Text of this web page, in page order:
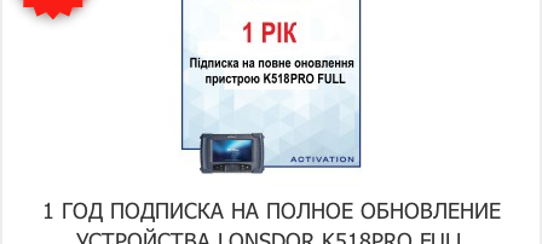
1 ГОД ПОДПИСКА НА ПОЛНОЕ ОБНОВЛЕНИЕ